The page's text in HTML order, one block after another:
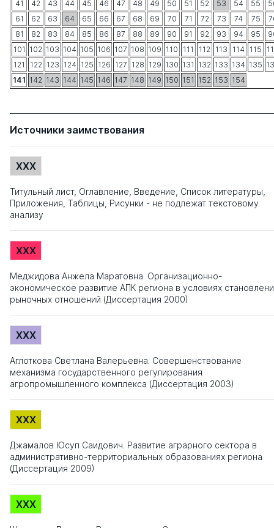
41 42 43 44 45 46 47 48 49 50 51 52 53 54 55
61
62 63 64 65 66 67 68 69 70 71 72 73 74 75
81
82 83 84 85 86 87 88 89 90 91 92 93 94 95
101 102 103 104 105 106 107 108 109 110 111 112 113 114 115
121
122 123 124 125 126 127 128 129 130 131 132 133 134 135
141 142 143 144 145 146 147 148 149 150 151 152 153 154
Источники заимствования
XXX
Титульный лист, Оглавление, Введение, Список литературы,
Приложения, Таблицы, Рисунки - не подлежат текстовому
анализу
XXX
Меджидова Анжела Маратовна. Организационно-
экономическое развитие АПК региона в условиях
рыночных отношений (Диссертация 2000)
XXX
Аглоткова Светлана Валерьевна. Совершенствование
механизма государственного регулирования
агропромышленного комплекса (Диссертация 2003)
XXX
Джамалов Юсуп Саидович. Развитие аграрного сектора в
административно-территориальных образованиях региона
(Диссертация 2009)
XXX